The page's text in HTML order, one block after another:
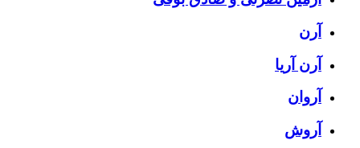
آرن
آرن آریا
آروان
آروش